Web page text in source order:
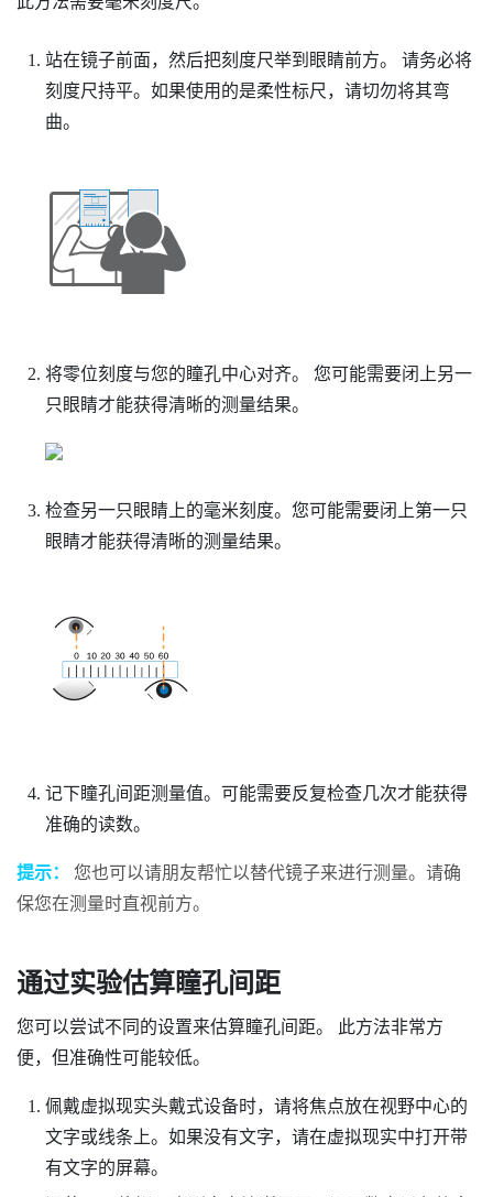
站在镜子前面，然后把刻度尺举到眼睛前方。 请务必将
刻度尺持平。如果使用的是柔性标尺，请切勿将其弯
曲。
将零位刻度与您的瞳孔中心对齐。 您可能需要闭上另一
只眼睛才能获得清晰的测量结果。
检查另一只眼睛上的毫米刻度。您可能需要闭上第一只
眼睛才能获得清晰的测量结果。
记下瞳孔间距测量值。可能需要反复检查几次才能获得
准确的读数。
提示：
您也可以请朋友帮忙以替代镜子来进行测量。请确
保您在测量时直视前方。
通过实验估算瞳孔间距
您可以尝试不同的设置来估算瞳孔间距。 此方法非常方
便，但准确性可能较低。
佩戴虚拟现实头戴式设备时，请将焦点放在视野中心的
文字或线条上。如果没有文字，请在虚拟现实中打开带
有文字的屏幕。